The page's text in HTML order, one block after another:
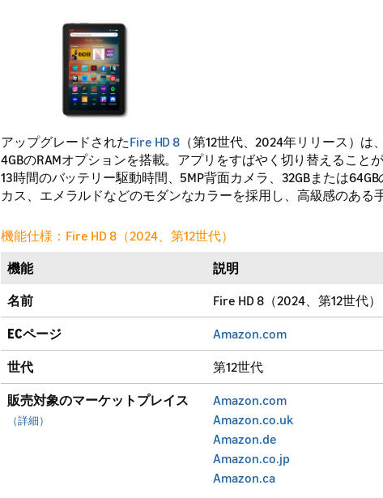
アップグレードされたFire HD 8 （第12世代、2024年リリース）
4GBのRAMオプションを搭載。アプリをすばやく切り替えるこ
13時間のバッテリー駆動時間、5MP背面カメラ、32GBまたは
カス、エメラルドなどのモダンなカラーを採用し、高級感のある
機能仕様：Fire HD 8（2024、第12世代）
機能
説明
名前
Fire HD 8（2024、第12世代）
ECページ Amazon.com
世代 第12世代
販売対象のマーケットプレイス
（詳細）
Amazon.com
Amazon.co.uk
Amazon.de
Amazon.co.jp
Amazon.ca